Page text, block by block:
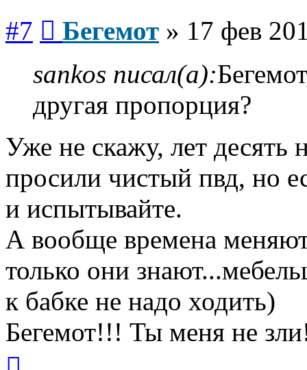
#7 Бегемот » 17 фев
sankos писал(а):
другая пропорция?
Уже не скажу, лет десять
просили чистый пвд, но
и испытывайте.
А вообще времена
только они
к бабке не надо ходить)
Бегемот!!! Ты меня не